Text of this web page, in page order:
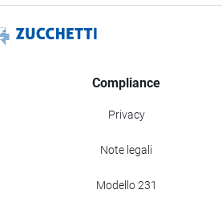
Compliance
Privacy
Note legali
Modello 231